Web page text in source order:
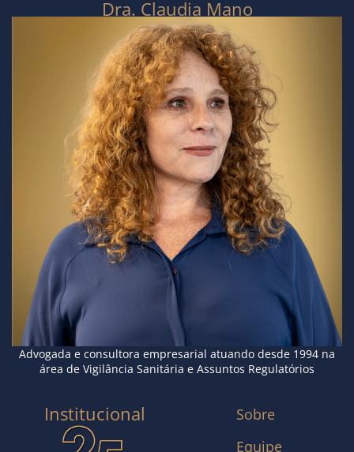
Dra. Claudia Mano
Advogada e consultora empresarial atuando desde 1994 na
área de Vigilância Sanitária e Assuntos Regulatórios
Institucional
Sobre
Equipe